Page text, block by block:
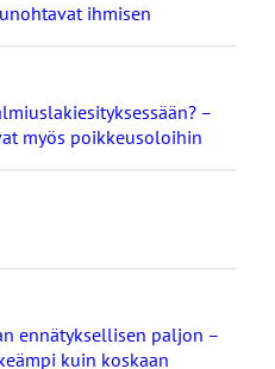
ihmisen
–
myös poikkeusoloihin
ennätyksellisen paljon –
kuin koskaan